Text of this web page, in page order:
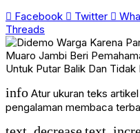
Facebook
Twitter
Threads
info Atur ukuran teks
pengalaman membaca